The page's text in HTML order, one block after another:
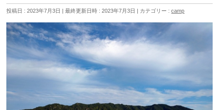
投稿日 : 2023年7月3日 最終更新日時 : 2023年7月3日 カテゴリー :camp